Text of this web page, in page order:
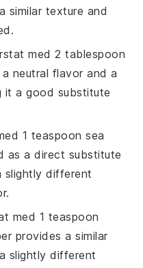
similar texture and
med2 tablespoon
neutral flavor and a
it a good substitute
1 teaspoon sea
as a direct substitute
slightly different
med 1 teaspoon
provides a similar
slightly different